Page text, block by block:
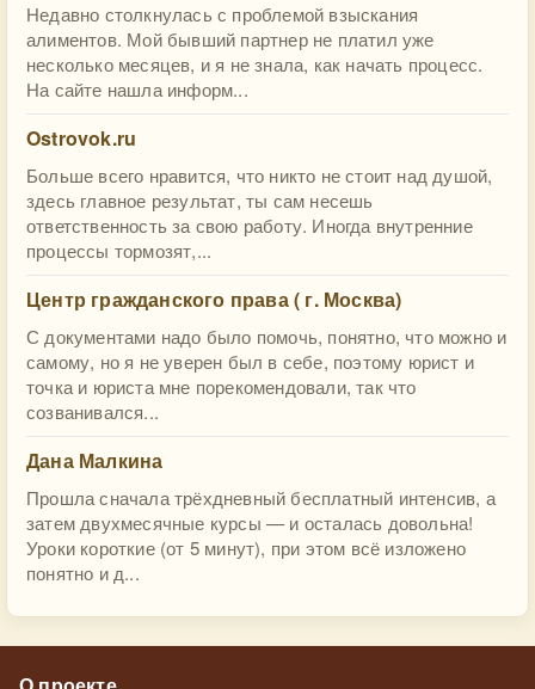
Недавно столкнулась с проблемой взыскания
алиментов. Мой бывший партнер не платил уже
несколько месяцев, и я не знала, как начать процесс.
На сайте нашла информ...
Ostrovok.ru
Больше всего нравится, что никто не стоит над душой,
здесь главное результат, ты сам несешь
ответственность за свою работу. Иногда внутренние
процессы тормозят,...
Центр гражданского права ( г. Москва)
С документами надо было помочь, понятно, что можно и
самому, но я не уверен был в себе, поэтому юрист и
точка и юриста мне порекомендовали, так что
созванивался...
Дана Малкина
Прошла сначала трёхдневный бесплатный интенсив, а
затем двухмесячные курсы — и осталась довольна!
Уроки короткие (от 5 минут), при этом всё изложено
понятно и д...